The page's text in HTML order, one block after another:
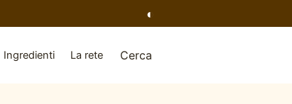
◐
Ingredienti La rete Cerca